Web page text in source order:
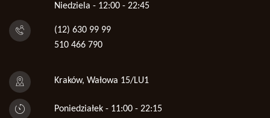
Niedziela - 12:00 - 22:45
(12) 630 99 99
510 466 790
Kraków, Wałowa 15/LU1
Poniedziałek - 11:00 - 22:15